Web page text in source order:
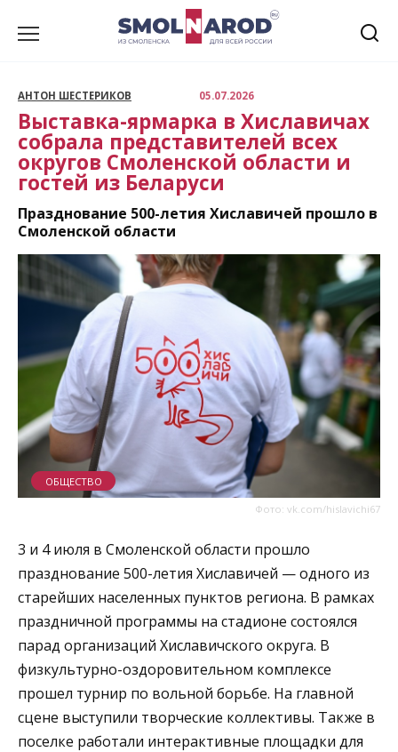
АНТОН ШЕСТЕРИКОВ 05.07.2026
Выставка-ярмарка в Хиславичах
собрала представителей всех
округов Смоленской области и
гостей из Беларуси
Празднование 500-летия Хиславичей прошло в
Смоленской области
Фото: vk.com/hislavichi67
ОБЩЕСТВО
3 и 4 июля в Смоленской области прошло
празднование 500-летия Хиславичей — одного из
старейших населенных пунктов региона. В рамках
праздничной программы на стадионе состоялся
парад организаций Хиславичского округа. В
физкультурно-оздоровительном комплексе
прошел турнир по вольной борьбе. На главной
сцене выступили творческие коллективы. Также в
поселке работали интерактивные площадки для